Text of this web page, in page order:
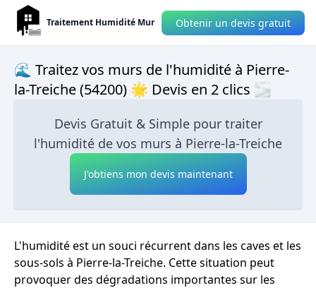
Traitement Humidité Mur Obtenir un devis gratuit
🌊 Traitez vos murs de l'humidité à Pierre-
la-Treiche (54200) 🌟 Devis en 2 clics 🌫
Devis Gratuit & Simple pour traiter
l'humidité de vos murs à Pierre-la-Treiche
J'obtiens mon devis maintenant
L'humidité est un souci récurrent dans les caves et les
sous-sols à Pierre-la-Treiche. Cette situation peut
provoquer des dégradations importantes sur les